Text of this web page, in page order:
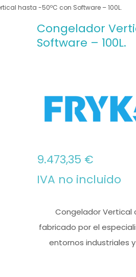
hasta -50ºC con Software – 100L.
Congelador
Software – 100L.
9.473,35 €
IVA no incluido
Congelador Vertical
fabricado por el
entornos industriales